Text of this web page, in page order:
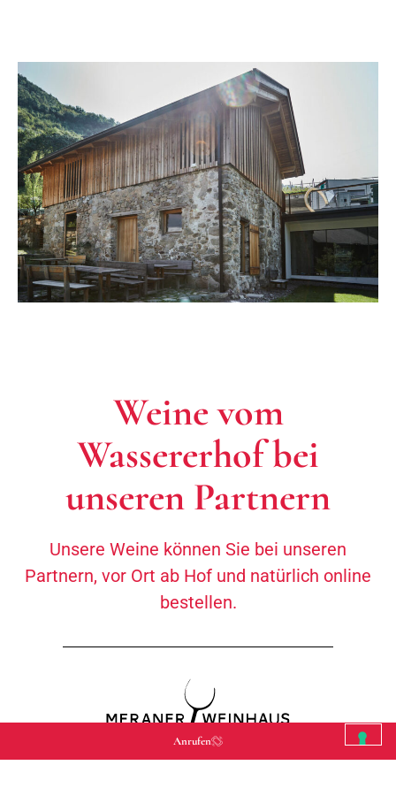
Anrufen
Weine vom
Wassererhof bei
unseren Partnern
Unsere Weine können Sie bei unseren
Partnern, vor Ort ab Hof und natürlich online
bestellen.